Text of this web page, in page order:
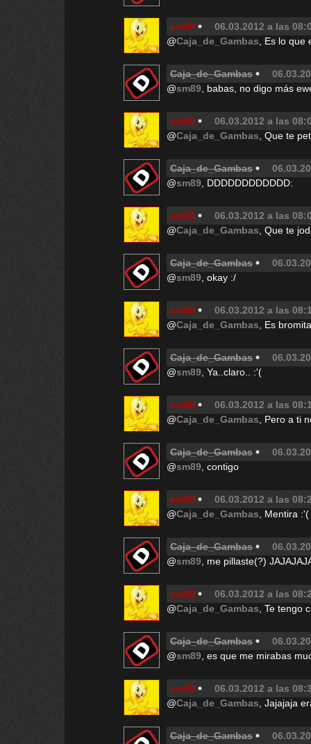
sm89
06.03.2012 a las
@Caja_de_Gambas , Es lo
Caja_de_Gambas
@sm89 , babas, no digo más
sm89
06.03.2012 a las
@Caja_de_Gambas , Que te
Caja_de_Gambas
@sm89 , DDDDDDDDDDDD:
sm89
06.03.2012 a las
@Caja_de_Gambas , Que te
Caja_de_Gambas
@sm89 , okay :/
sm89
06.03.2012 a las
@Caja_de_Gambas , Es
Caja_de_Gambas
@sm89 , Ya..claro.. :'(
sm89
06.03.2012 a las
@Caja_de_Gambas , Pero a ti
Caja_de_Gambas
@sm89 , contigo
sm89
06.03.2012 a las
@Caja_de_Gambas , Mentira :'(
Caja_de_Gambas
@sm89 , me pillaste(?)
sm89
06.03.2012 a las
@Caja_de_Gambas , Te tengo
Caja_de_Gambas
@sm89 , es que me mirabas
sm89
06.03.2012 a las
@Caja_de_Gambas , Jajajaja
Caja_de_Gambas